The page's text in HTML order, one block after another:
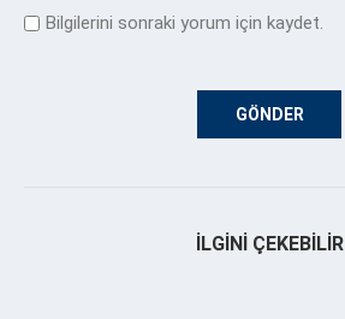
Bilgilerini sonraki yorum için kaydet.
İLGINI ÇEKEBILIR